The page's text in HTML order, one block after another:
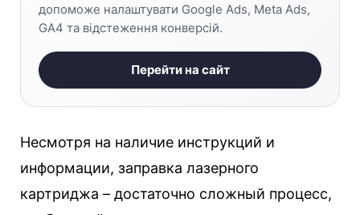
допоможе налаштувати Google Ads, Meta Ads,
GA4 та відстеження конверсій.
Перейти на сайт
Несмотря на наличие инструкций и
информации, заправка лазерного
картриджа – достаточно сложный процесс,